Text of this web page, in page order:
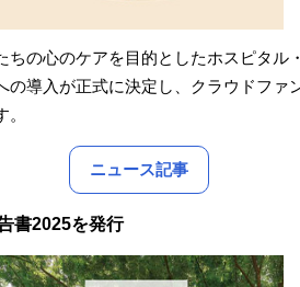
ちの心のケアを目的としたホスピタル
の導入が正式に決定し、クラウドファ
ニュース記事
書2025を発行